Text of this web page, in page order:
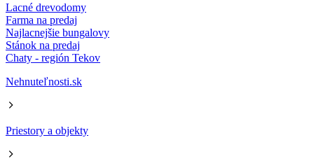
Lacné drevodomy
Farma na predaj
Najlacnejšie bungalovy
Stánok na predaj
Chaty - región Tekov
Nehnuteľnosti.sk
Priestory a objekty